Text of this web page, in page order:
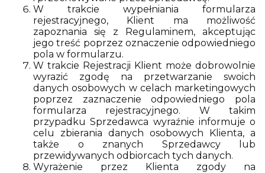
W trakcie wypełniania formularza
rejestracyjnego, Klient ma możliwość
zapoznania się z Regulaminem, akceptując
jego treść poprzez oznaczenie odpowiedniego
pola w formularzu.
W trakcie Rejestracji Klient może dobrowolnie
wyrazić zgodę na przetwarzanie swoich
danych osobowych w celach marketingowych
poprzez zaznaczenie odpowiedniego pola
formularza rejestracyjnego. W takim
przypadku Sprzedawca wyraźnie informuje o
celu zbierania danych osobowych Klienta, a
także o znanych Sprzedawcy lub
przewidywanych odbiorcach tych danych.
Wyrażenie przez Klienta zgody na